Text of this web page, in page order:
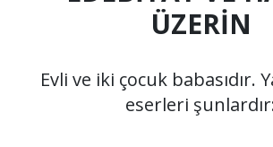
ÜZERİN
Evli ve iki çocuk babasıdır.
eserleri